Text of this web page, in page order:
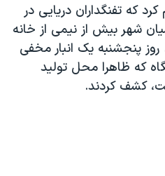
که تفنگداران دريايی در
شهر بيش از نيمی از خانه
روز پنجشنبه يک انبار مخفی
که ظاهرا محل توليد
کشف کردند.